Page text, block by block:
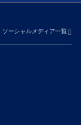
ソーシャルメディア一覧